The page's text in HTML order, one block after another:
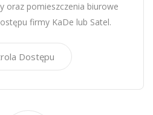
oraz pomieszczenia biurowe
firmy KaDe lub Satel.
Dostępu